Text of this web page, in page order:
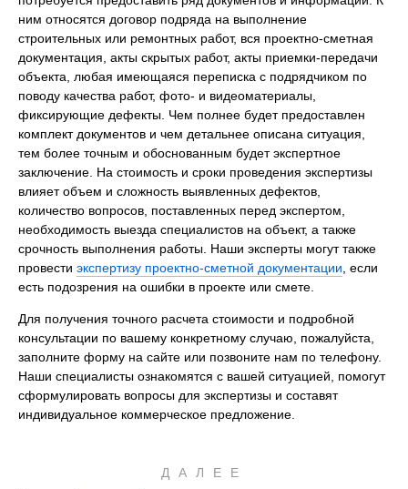
ним относятся договор подряда на выполнение
строительных или ремонтных работ, вся проектно-сметная
документация, акты скрытых работ, акты приемки-передачи
объекта, любая имеющаяся переписка с подрядчиком по
поводу качества работ, фото- и видеоматериалы,
фиксирующие дефекты. Чем полнее будет предоставлен
комплект документов и чем детальнее описана ситуация,
тем более точным и обоснованным будет экспертное
заключение. На стоимость и сроки проведения экспертизы
влияет объем и сложность выявленных дефектов,
количество вопросов, поставленных перед экспертом,
необходимость выезда специалистов на объект, а также
срочность выполнения работы. Наши эксперты могут также
провести экспертизу проектно-сметной документации, если
есть подозрения на ошибки в проекте или смете.
Для получения точного расчета стоимости и подробной
консультации по вашему конкретному случаю, пожалуйста,
заполните форму на сайте или позвоните нам по телефону.
Наши специалисты ознакомятся с вашей ситуацией, помогут
сформулировать вопросы для экспертизы и составят
индивидуальное коммерческое предложение.
ДАЛЕЕ